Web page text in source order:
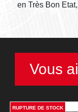
en Très Bon
Vous
RUPTURE DE STOCK